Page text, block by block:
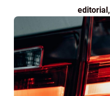
editorial,